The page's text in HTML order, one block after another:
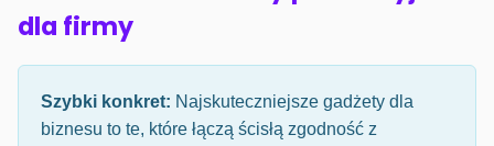
dla firmy
Szybki konkret: Najskuteczniejsze gadżety dla
biznesu to te, które łączą ścisłą zgodność z